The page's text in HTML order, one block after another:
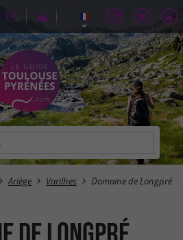
Ariège Varilhes Domaine de Longpré
de Longpré